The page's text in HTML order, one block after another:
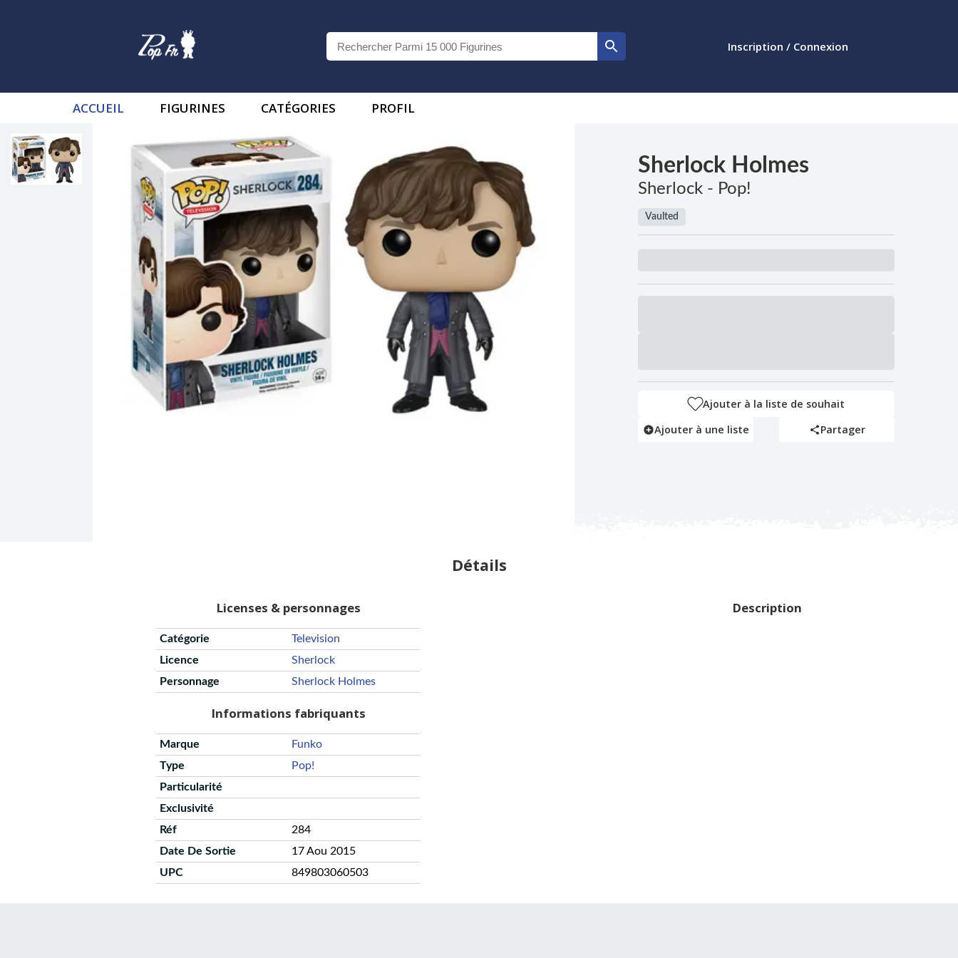
Inscription / Connexion
ACCUEIL FIGURINES CATÉGORIES PROFIL
Sherlock Holmes
Sherlock - Pop!
Vaulted
Ajouter à la liste de souhait
Ajouter à une liste
Partager
Détails
Licenses & personnages
Catégorie
Television
Licence
Sherlock
Personnage
Sherlock Holmes
Informations fabriquants
Marque
Funko
Type
Pop!
Particularité
Exclusivité
Réf
284
Date De Sortie
17 Aou 2015
UPC
849803060503
Description